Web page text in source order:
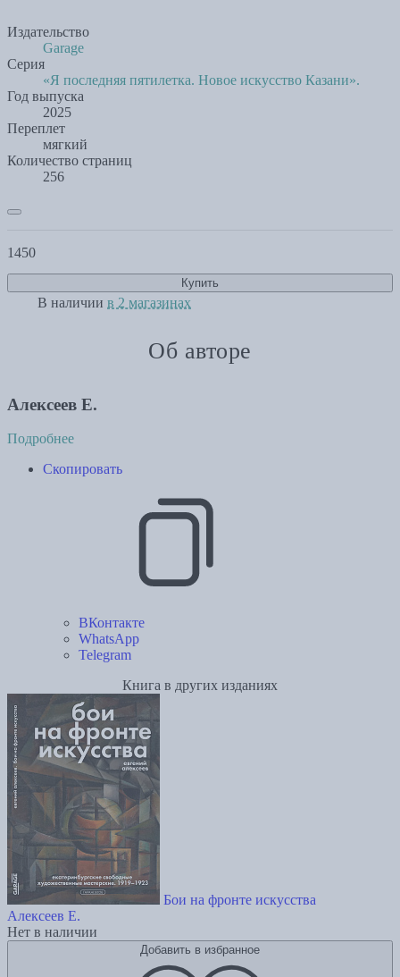
Издательство
Garage
Серия
«Я последняя пятилетка. Новое искусство Казани».
Год выпуска
2025
Переплет
мягкий
Количество страниц
256
1450
Купить
В наличии в 2 магазинах
Об авторе
Алексеев Е.
Подробнее
Скопировать
ВКонтакте
WhatsApp
Telegram
Книга в других изданиях
Бои на фронте искусства
Алексеев Е.
Нет в наличии
Добавить в избранное